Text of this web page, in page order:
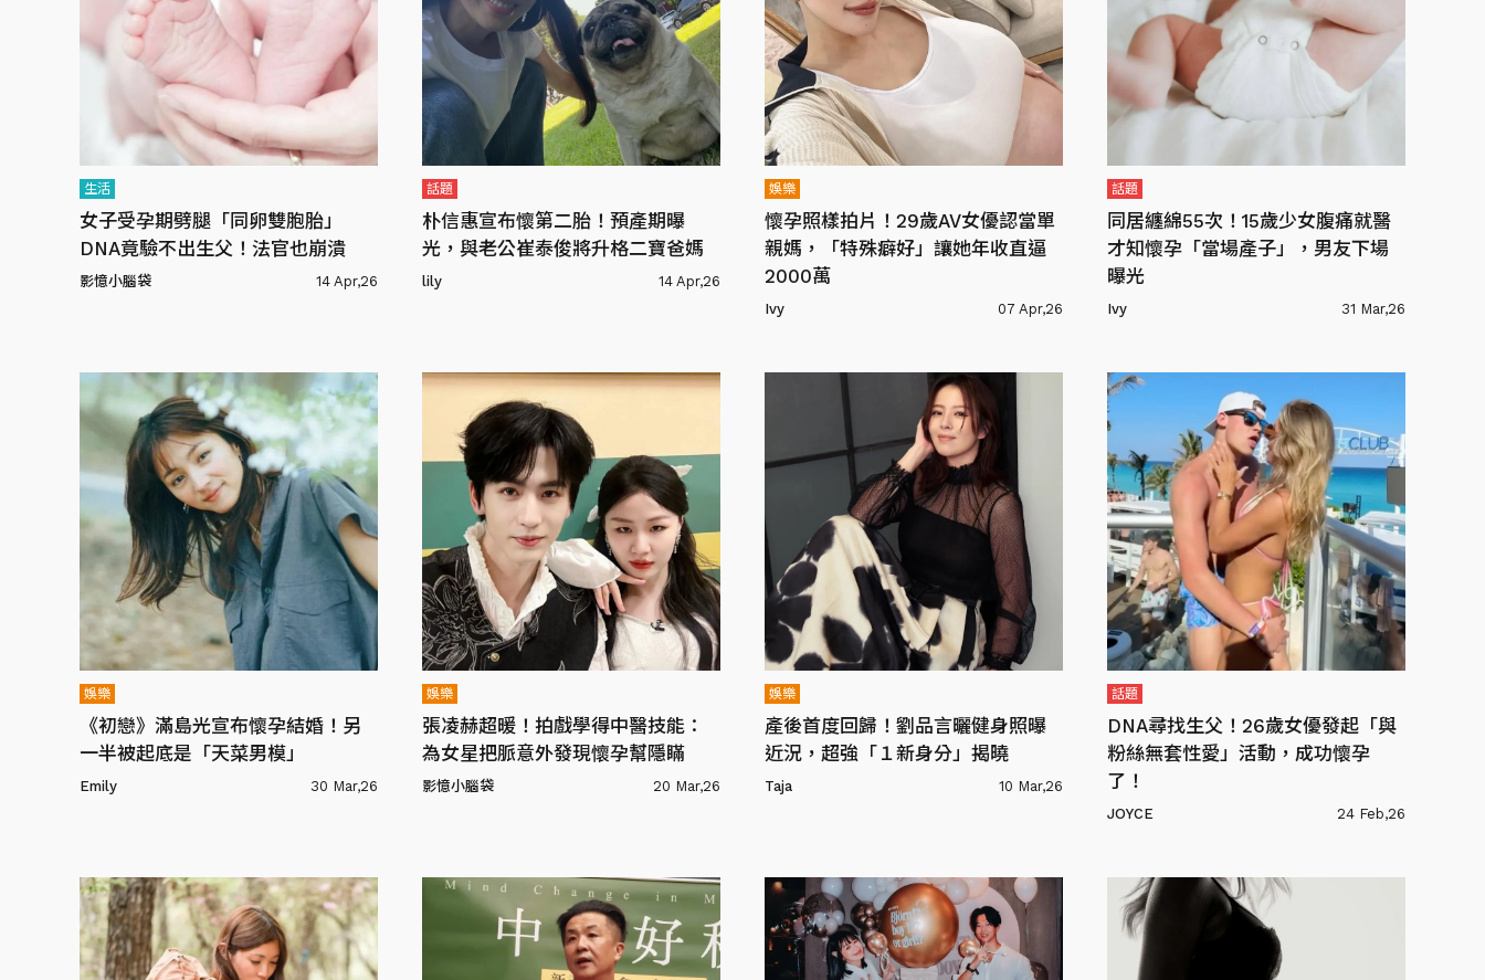
生活
女子受孕期劈腿「同卵雙胞胎」
DNA竟驗不出生父！法官也崩潰
影憶小腦袋 14 Apr,26
話題
朴信惠宣布懷第二胎！預產期曝
光，與老公崔泰俊將升格二寶爸媽
lily 14 Apr,26
娛樂
懷孕照樣拍片！29歲AV女優認當單
親媽，「特殊癖好」讓她年收直逼
2000萬
Ivy 07 Apr,26
話題
同居纏綿55次！15歲少女腹痛就醫
才知懷孕「當場產子」，男友下場
曝光
Ivy 31 Mar,26
娛樂
《初戀》滿島光宣布懷孕結婚！另
一半被起底是「天菜男模」
Emily 30 Mar,26
娛樂
張凌赫超暖！拍戲學得中醫技能：
為女星把脈意外發現懷孕幫隱瞞
影憶小腦袋 20 Mar,26
娛樂
產後首度回歸！劉品言曬健身照曝
近況，超強「１新身分」揭曉
Taja 10 Mar,26
話題
DNA尋找生父！26歲女優發起「與
粉絲無套性愛」活動，成功懷孕
了！
JOYCE 24 Feb,26